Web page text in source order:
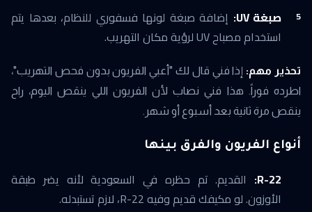
صبغة UV:
إضافة صبغة لونها فسفوري للنظام، بعدها يتم
استخدام مصباح UV لرؤية مكان التهريب.
تحذير مهم: إذا فني قال لك "أعبي الفريون بدون فحص التهريب"،
اطرده فوراً. هذا فني نصاب لأن الفريون اللي ينقص اليوم، راح
ينقص مرة ثانية بعد أسبوع أو شهر.
أنواع الفريون والفرق بينها
R-22: القديم. تم حظره في السعودية لأنه يضر طبقة
الأوزون. لو مكيفك قديم وفيه R-22، لازم تستبدله.